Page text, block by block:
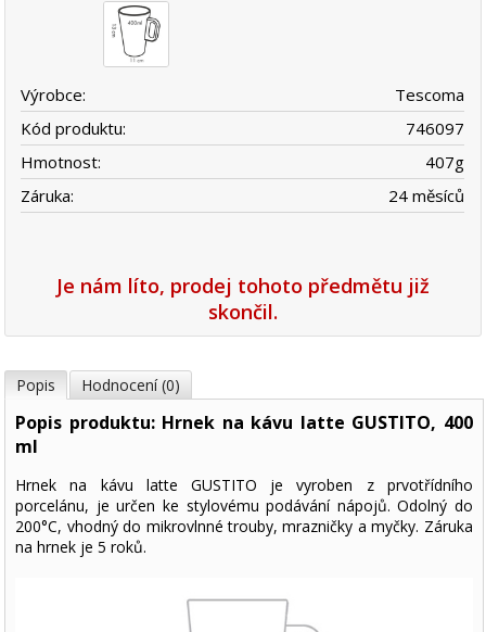
Výrobce:
Tescoma
Kód produktu:
746097
Hmotnost:
407g
Záruka:
24 měsíců
Je nám líto, prodej tohoto předmětu již
skončil.
Popis Hodnocení (0)
Popis produktu: Hrnek na kávu latte GUSTITO, 400
ml
Hrnek na kávu latte GUSTITO je vyroben z prvotřídního
porcelánu, je určen ke stylovému podávání nápojů. Odolný do
200°C, vhodný do mikrovlnné trouby, mrazničky a myčky. Záruka
na hrnek je 5 roků.